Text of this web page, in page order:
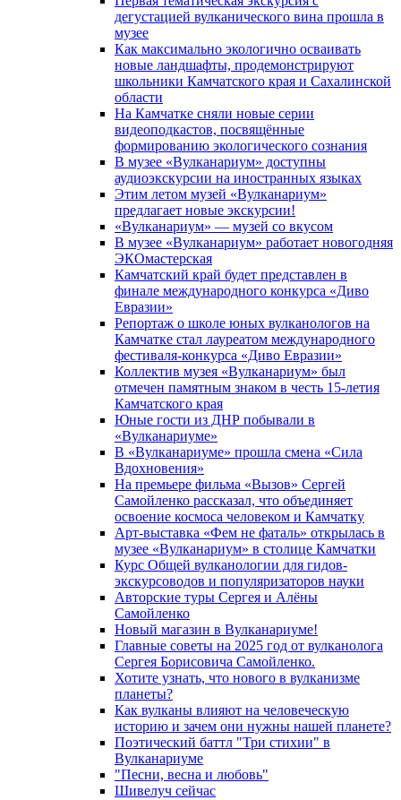
дегустацией вулканического вина прошла в
музее
Как максимально экологично осваивать
новые ландшафты, продемонстрируют
школьники Камчатского края и Сахалинской
области
На Камчатке сняли новые серии
видеоподкастов, посвящённые
формированию экологического сознания
В музее «Вулканариум» доступны
аудиоэкскурсии на иностранных языках
Этим летом музей «Вулканариум»
предлагает новые экскурсии!
«Вулканариум» — музей со вкусом
В музее «Вулканариум» работает новогодняя
ЭКОмастерская
Камчатский край будет представлен в
финале международного конкурса «Диво
Евразии»
Репортаж о школе юных вулканологов на
Камчатке стал лауреатом международного
фестиваля-конкурса «Диво Евразии»
Коллектив музея «Вулканариум» был
отмечен памятным знаком в честь 15-летия
Камчатского края
Юные гости из ДНР побывали в
«Вулканариумe»
В «Вулканариуме» прошла смена «Сила
Вдохновения»
На премьере фильма «Вызов» Сергей
Самойленко рассказал, что объединяет
освоение космоса человеком и Камчатку
Арт-выставка «Фем не фаталь» открылась в
музее «Вулканариум» в столице Камчатки
Курс Общей вулканологии для гидов-
экскурсоводов и популяризаторов науки
Авторские туры Сергея и Алёны
Самойленко
Новый магазин в Вулканариуме!
Главные советы на 2025 год от вулканолога
Сергея Борисовича Самойленко.
Хотите узнать, что нового в вулканизме
планеты?
Как вулканы влияют на человеческую
историю и зачем они нужны нашей планете?
Поэтический баттл "Три стихии" в
Вулканариуме
"Песни, весна и любовь"
Шивелуч сейчас